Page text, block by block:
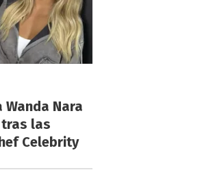
Nara
las
Celebrity